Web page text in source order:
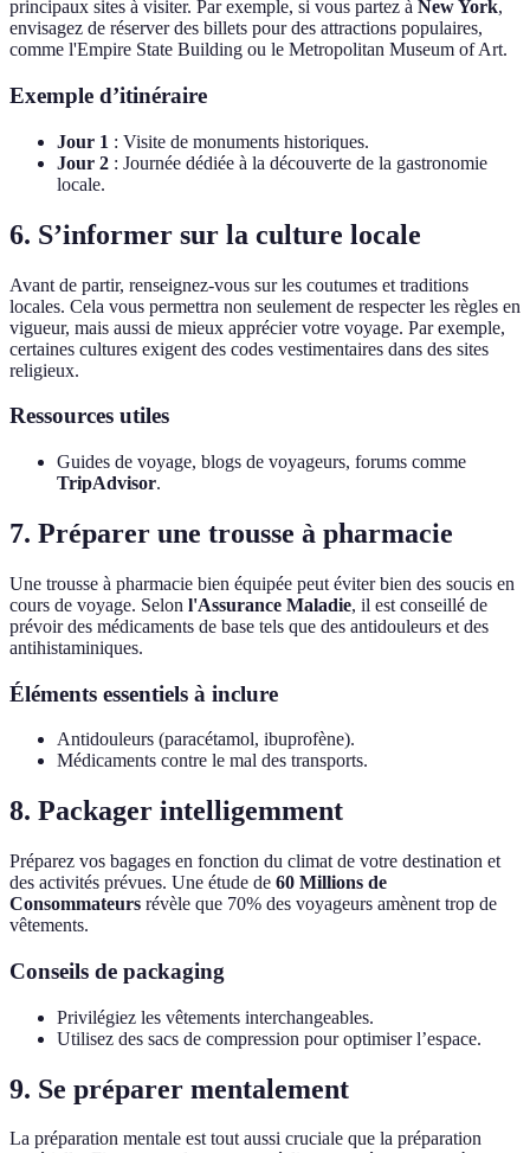
principaux sites à visiter. Par exemple, si vous partez à New York,
envisagez de réserver des billets pour des attractions populaires,
comme l'Empire State Building ou le Metropolitan Museum of Art.
Exemple d’itinéraire
Jour 1 : Visite de monuments historiques.
Jour 2 : Journée dédiée à la découverte de la gastronomie
locale.
6. S’informer sur la culture locale
Avant de partir, renseignez-vous sur les coutumes et traditions
locales. Cela vous permettra non seulement de respecter les règles en
vigueur, mais aussi de mieux apprécier votre voyage. Par exemple,
certaines cultures exigent des codes vestimentaires dans des sites
religieux.
Ressources utiles
Guides de voyage, blogs de voyageurs, forums comme
TripAdvisor.
7. Préparer une trousse à pharmacie
Une trousse à pharmacie bien équipée peut éviter bien des soucis en
cours de voyage. Selon l'Assurance Maladie, il est conseillé de
prévoir des médicaments de base tels que des antidouleurs et des
antihistaminiques.
Éléments essentiels à inclure
Antidouleurs (paracétamol, ibuprofène).
Médicaments contre le mal des transports.
8. Packager intelligemment
Préparez vos bagages en fonction du climat de votre destination et
des activités prévues. Une étude de 60 Millions de
Consommateurs révèle que 70% des voyageurs amènent trop de
vêtements.
Conseils de packaging
Privilégiez les vêtements interchangeables.
Utilisez des sacs de compression pour optimiser l’espace.
9. Se préparer mentalement
La préparation mentale est tout aussi cruciale que la préparation